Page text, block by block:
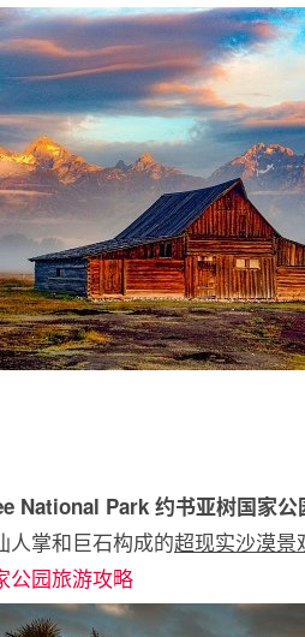
National Park 约书亚树国家公
人掌和巨石构成的超现实沙漠景
公园旅游攻略